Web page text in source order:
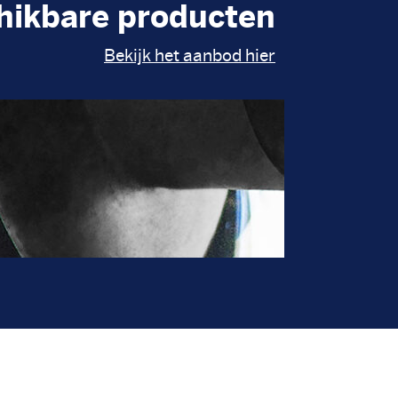
producten
Bekijk het aanbod hier